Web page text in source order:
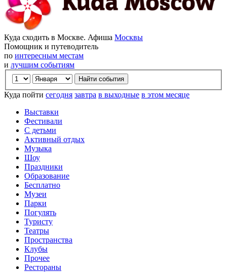
Куда сходить в Москве. Афиша Москвы
Помощник и путеводитель
по интересным местам
и лучшим событиям
Куда пойти сегодня завтра в выходные в этом месяце
Выставки
Фестивали
С детьми
Активный отдых
Музыка
Шоу
Праздники
Образование
Бесплатно
Музеи
Парки
Погулять
Туристу
Театры
Пространства
Клубы
Прочее
Рестораны